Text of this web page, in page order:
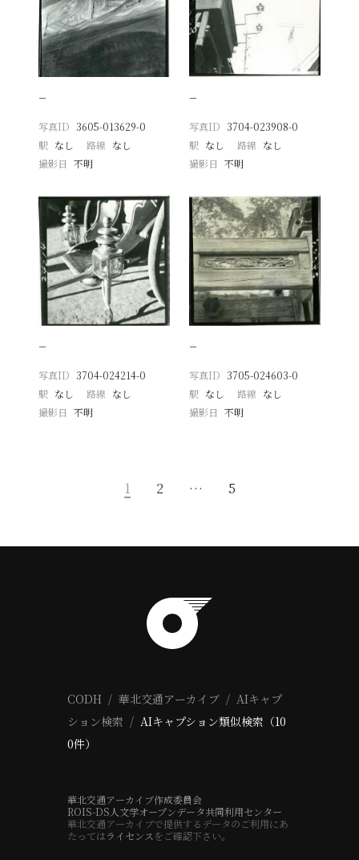
−
写真ID 3605-013629-0
駅 なし 路線 なし
撮影日
不明
−
写真ID 3704-023908-0
駅 なし 路線 なし
撮影日 不明
−
写真ID 3704-024214-0
駅 なし 路線 なし
撮影日
不明
−
写真ID 3705-024603-0
駅 なし 路線 なし
撮影日 不明
1 2 … 5
CODH 華北交通アーカイブ
AIキャプ
ション検索
AIキャプション類似検索（10
0件）
華北交通アーカイブ作成委員会
ROIS-DS人文学オープンデータ共同利用センター
華北交通アーカイブで提供するデータのご利用にあ
たってはライセンス をご確認下さい。